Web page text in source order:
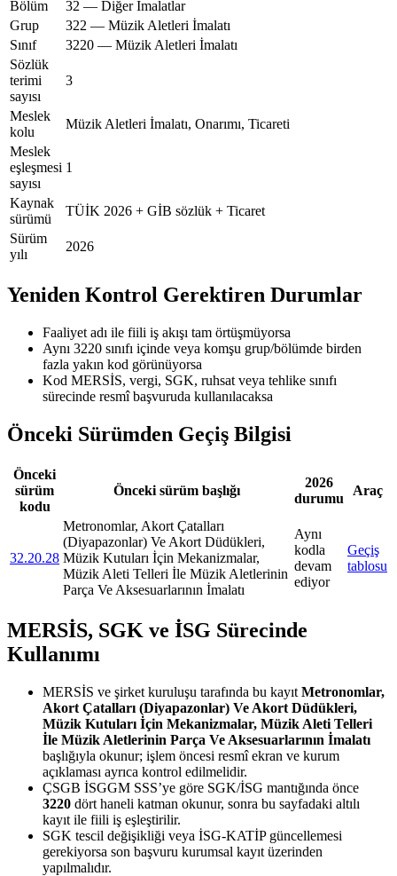
Bölüm
32 — Diğer İmalatlar
Grup
322 — Müzik Aletleri İmalatı
Sınıf
3220 — Müzik Aletleri İmalatı
Sözlük
terimi
sayısı
3
Meslek
kolu
Müzik Aletleri İmalatı, Onarımı, Ticareti
Meslek
eşleşmesi
sayısı
1
Kaynak
sürümü
TÜİK 2026 + GİB sözlük + Ticaret
Sürüm
yılı
2026
Yeniden Kontrol Gerektiren Durumlar
Faaliyet adı ile fiili iş akışı tam örtüşmüyorsa
Aynı 3220 sınıfı içinde veya komşu grup/bölümde birden
fazla yakın kod görünüyorsa
Kod MERSİS, vergi, SGK, ruhsat veya tehlike sınıfı
sürecinde resmî başvuruda kullanılacaksa
Önceki Sürümden Geçiş Bilgisi
Önceki
sürüm
kodu
Önceki sürüm başlığı
2026
durumu
Araç
32.20.28
Metronomlar, Akort Çatalları
(Diyapazonlar) Ve Akort Düdükleri,
Müzik Kutuları İçin Mekanizmalar,
Müzik Aleti Telleri İle Müzik Aletlerinin
Parça Ve Aksesuarlarının İmalatı
Aynı
kodla
devam
ediyor
Geçiş
tablosu
MERSİS, SGK ve İSG Sürecinde
Kullanımı
MERSİS ve şirket kuruluşu tarafında bu kayıt Metronomlar,
Akort Çatalları (Diyapazonlar) Ve Akort Düdükleri,
Müzik Kutuları İçin Mekanizmalar, Müzik Aleti Telleri
İle Müzik Aletlerinin Parça Ve Aksesuarlarının İmalatı
başlığıyla okunur; işlem öncesi resmî ekran ve kurum
açıklaması ayrıca kontrol edilmelidir.
ÇSGB İSGGM SSS’ye göre SGK/İSG mantığında önce
3220 dört haneli katman okunur, sonra bu sayfadaki altılı
kayıt ile fiili iş eşleştirilir.
SGK tescil değişikliği veya İSG-KATİP güncellemesi
gerekiyorsa son başvuru kurumsal kayıt üzerinden
yapılmalıdır.